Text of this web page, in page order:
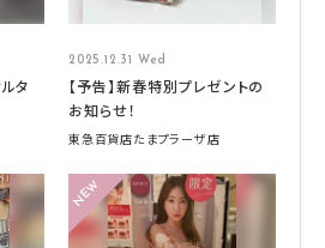
タ
2025.12.31 Wed
【予告】新春特別プレゼントの
お知らせ！
東急百貨店たまプラーザ店